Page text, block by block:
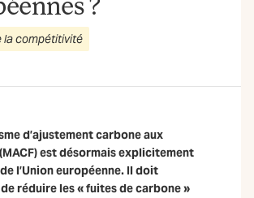
la compétitivité
d’ajustement carbone aux
est désormais explicitement
l’Union européenne. Il doit
réduire les « fuites de carbone »